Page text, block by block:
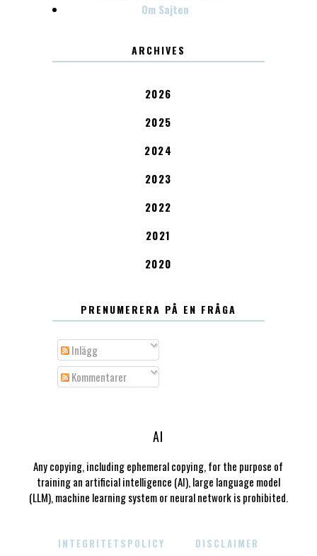
Om Sajten
ARCHIVES
2026
2025
2024
2023
2022
2021
2020
PRENUMERERA PÅ EN FRÅGA
Inlägg
Kommentarer
AI
Any copying, including ephemeral copying, for the purpose of
training an artificial intelligence (AI), large language model
(LLM), machine learning system or neural network is prohibited.
INTEGRITETSPOLICY DISCLAIMER